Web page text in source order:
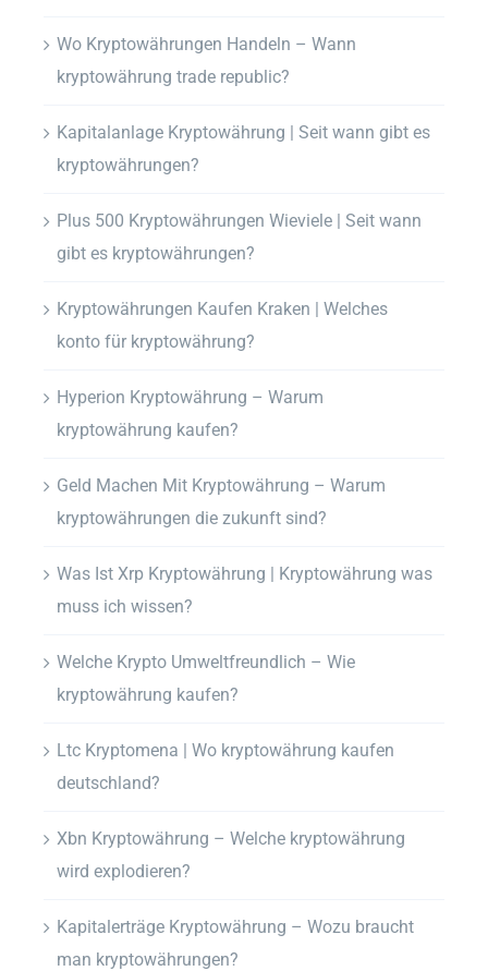
Wo Kryptowährungen Handeln – Wann
kryptowährung trade republic?
Kapitalanlage Kryptowährung | Seit wann gibt es
kryptowährungen?
Plus 500 Kryptowährungen Wieviele | Seit wann
gibt es kryptowährungen?
Kryptowährungen Kaufen Kraken | Welches
konto für kryptowährung?
Hyperion Kryptowährung – Warum
kryptowährung kaufen?
Geld Machen Mit Kryptowährung – Warum
kryptowährungen die zukunft sind?
Was Ist Xrp Kryptowährung | Kryptowährung was
muss ich wissen?
Welche Krypto Umweltfreundlich – Wie
kryptowährung kaufen?
Ltc Kryptomena | Wo kryptowährung kaufen
deutschland?
Xbn Kryptowährung – Welche kryptowährung
wird explodieren?
Kapitalerträge Kryptowährung – Wozu braucht
man kryptowährungen?